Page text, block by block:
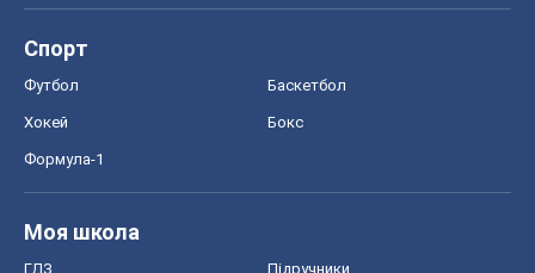
Спорт
Футбол Баскетбол
Хокей Бокс
Формула-1
Моя школа
ГДЗ Підручники